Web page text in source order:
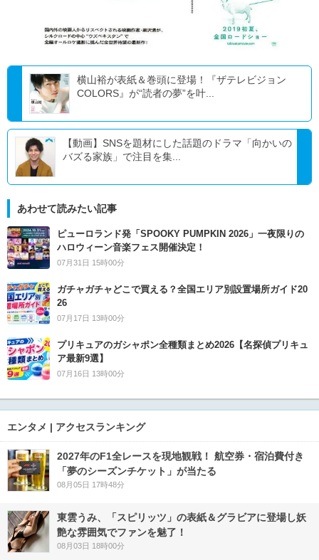
横山裕が表紙＆巻頭に登場！『ザテレビジョン
COLORS』が“読者の夢”を叶...
【動画】SNSを題材にした話題のドラマ「向かいの
バズる家族」で注目を集...
あわせて読みたい記事
ピューロランド発「SPOOKY PUMPKIN 2026」一夜限りの
ハロウィーン音楽フェス開催決定！
07月31日 15時00分
ガチャガチャどこで買える？全国エリア別設置場所ガイド20
26
07月17日 13時00分
プリキュアのガシャポン全種類まとめ2026【名探偵プリキュ
ア最新9選】
07月16日 13時00分
エンタメ | アクセスランキング
2027年のF1全レースを現地観戦！ 航空券・宿泊費付き
「夢のシーズンチケット」が当たる
08月05日 17時48分
東雲うみ、「スピリッツ」の表紙＆グラビアに登場し妖
艶な雰囲気でファンを魅了！
08月03日 18時00分